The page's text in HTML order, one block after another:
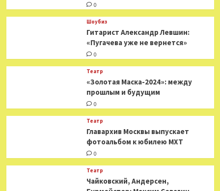
0
Шоубиз
Гитарист Александр Левшин:
«Пугачева уже не вернется»
0
Театр
«Золотая Маска-2024»: между
прошлым и будущим
0
Театр
​​Главархив Москвы выпускает
фотоальбом к юбилею МХТ
0
Театр
​​Чайковский, Андерсен,